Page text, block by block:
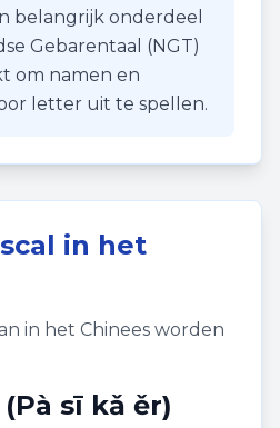
belangrijk onderdeel
Gebarentaal (NGT)
om namen en
letter uit te spellen.
in het
in het Chinees worden
(Pà sī kǎ ěr)